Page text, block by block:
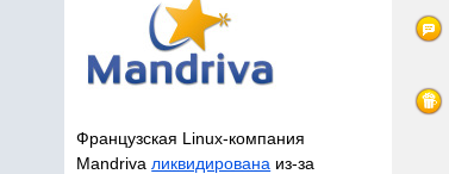
Французская Linux-компания
Mandriva ликвидирована из-за